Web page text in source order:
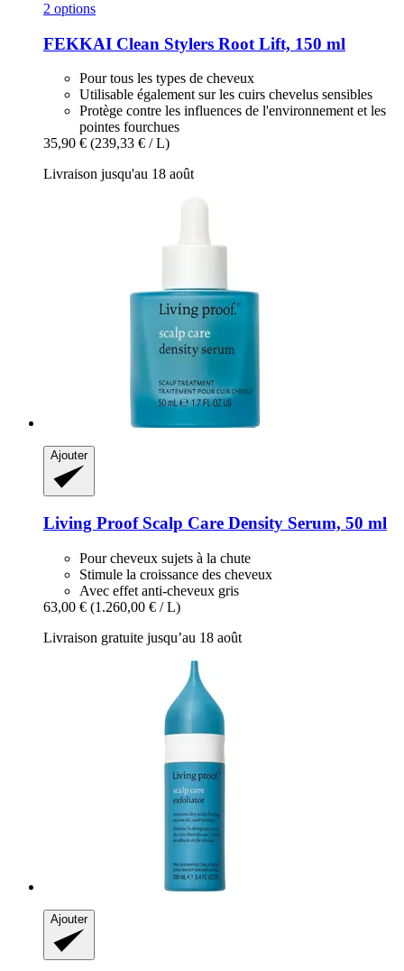
2 options
FEKKAI Clean Stylers Root Lift, 150 ml
Pour tous les types de cheveux
Utilisable également sur les cuirs chevelus sensibles
Protège contre les influences de l'environnement et les
pointes fourchues
35,90 € (239,33 € / L)
Livraison jusqu'au 18 août
Ajouter
Living ProofScalp Care Density Serum, 50 ml
Pour cheveux sujets à la chute
Stimule la croissance des cheveux
Avec effet anti-cheveux gris
63,00 € (1.260,00 € / L)
Livraison gratuite jusqu’au 18 août
Ajouter